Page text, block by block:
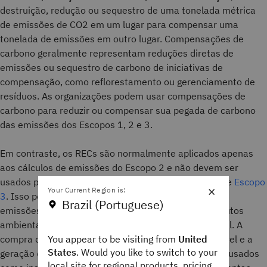
destruição, redução ou sequestro de uma tonelada métrica
de emissões de CO2 em um lugar para compensar uma
tonelada de emissões em outro lugar. Compensações de
carbono geralmente representam reduções diretas de
emissões ou sequestro de carbono de iniciativas de
compensação, como reflorestamento ou gerenciamento de
resíduos. As organizações podem usar compensações de
carbono para reduzir ou compensar sua pegada de carbono
das emissões dos Escopos 1, 2 e 3.
Em contraste, os RECs são normalmente aplicados apenas
aos cálculos de emissões do Escopo 2 e não devem ser
usados para reduzir as emissões dos Escopos 1 ou de Escopo
3. Isso porque os RECs não reduzem diretamente as
emissões. Em vez disso, um REC representa os atributos
ambientais positivos da geração de energia renovável. A
compra de RECs apoia o mercado de energia renovável e a
geração de energia renovável, permitindo que sejam usados
×
Your Current Region is:
Brazil (Portuguese)
You appear to be visiting from United
States. Would you like to switch to your